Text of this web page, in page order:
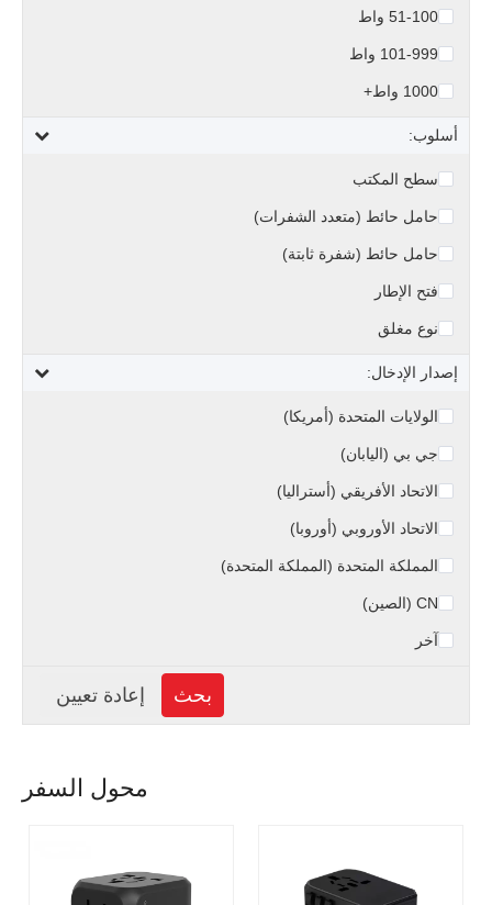
51-100 واط
101-999 واط
1000 واط+
أسلوب:
سطح المكتب
حامل حائط (متعدد الشفرات)
حامل حائط (شفرة ثابتة)
فتح الإطار
نوع مغلق
إصدار الإدخال:
الولايات المتحدة (أمريكا)
جي بي (اليابان)
الاتحاد الأفريقي (أستراليا)
الاتحاد الأوروبي (أوروبا)
المملكة المتحدة (المملكة المتحدة)
CN (الصين)
آخر
محول السفر